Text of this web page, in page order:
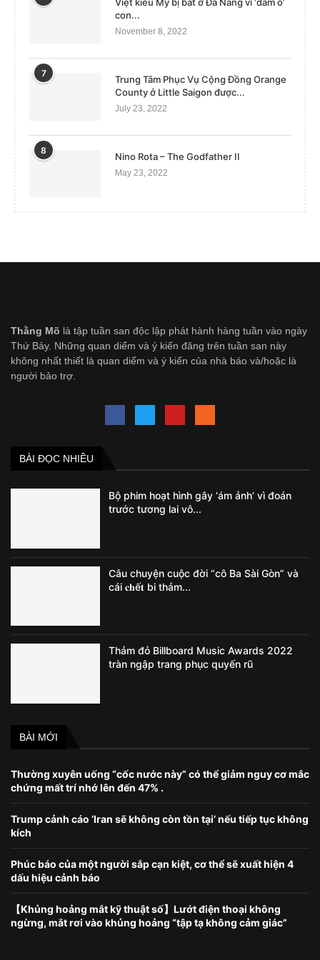
Việt kiều Mỹ bị bắt ở Đà Nẵng vì ‘dâm ô’
con...
November 8, 2022
7
Trung Tâm Phục Vụ Cộng Đồng Orange
County ở Little Saigon được...
July 23, 2022
8
Nino Rota – The Godfather II
May 23, 2022
Thằng Mõ là tập tuần san độc lập phát hành hàng tuần vào ngày
Thứ Bảy. Những quan diểm và ý kiến đăng trên tuần san này
không nhất thiết là quan diểm và ý kiến của nhà báo và/hoặc là
người bảo trợ.
BÀI ĐỌC NHIỀU
Bộ phim hoạt hình gây ‘ám ảnh’ vì đoán
trước tương lai vô...
Câu chuyện cuộc đời “cô Ba Sài Gòn” và
cái 𝐜𝐡ế𝐭 bi thảm...
Thảm đỏ Billboard Music Awards 2022
tràn ngập trang phục quyến rũ
BÀI MỚI
Thường xuyên uống “cốc nước này” có thể giảm nguy cơ mắc
chứng mất trí nhớ lên đến 47% .
Trump cảnh cáo ‘Iran sẽ không còn tồn tại’ nếu tiếp tục không
kích
Phúc báo của một người sắp cạn kiệt, cơ thể sẽ xuất hiện 4
dấu hiệu cảnh báo
【Khủng hoảng mắt kỹ thuật số】Lướt điện thoại không
ngừng, mắt rơi vào khủng hoảng “tập tạ không cảm giác”